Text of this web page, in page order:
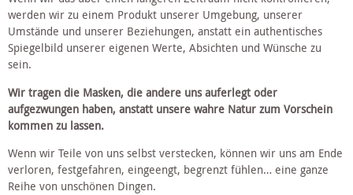
werden wir zu einem Produkt unserer Umgebung, unserer
Umstände und unserer Beziehungen, anstatt ein authentisches
Spiegelbild unserer eigenen Werte, Absichten und Wünsche zu
sein.
Wir tragen die Masken, die andere uns auferlegt oder
aufgezwungen haben, anstatt unsere wahre Natur zum Vorschein
kommen zu lassen.
Wenn wir Teile von uns selbst verstecken, können wir uns am Ende
verloren, festgefahren, eingeengt, begrenzt fühlen… eine ganze
Reihe von unschönen Dingen.